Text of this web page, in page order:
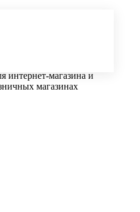
интернет-магазина и
магазинах